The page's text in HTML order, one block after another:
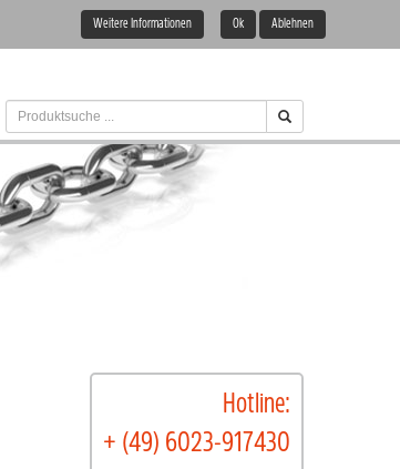
Hotline:
+ (49) 6023-917430
Weitere Informationen Ok Ablehnen